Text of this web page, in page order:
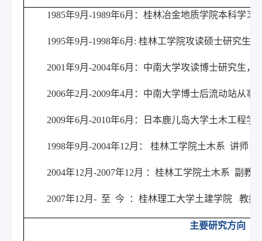
1985年9月-1989年6月：桂林冶金地质学院本科学习
1995年9月-1998年6月: 桂林工学院攻读硕士研究生
2001年9月-2004年6月：中南大学攻读博士研究生，
2006年2月-2009年4月：中南大学博士后流动站从事
2009年6月-2010年6月：日本鹿儿岛大学土木工程学
1998年9月-2004年12月： 桂林工学院土木系 讲师；
2004年12月-2007年12月 ：桂林工学院土木系 副教
2007年12月- 至 今 ：桂林理工大学土建学院 教授
主要研究方向